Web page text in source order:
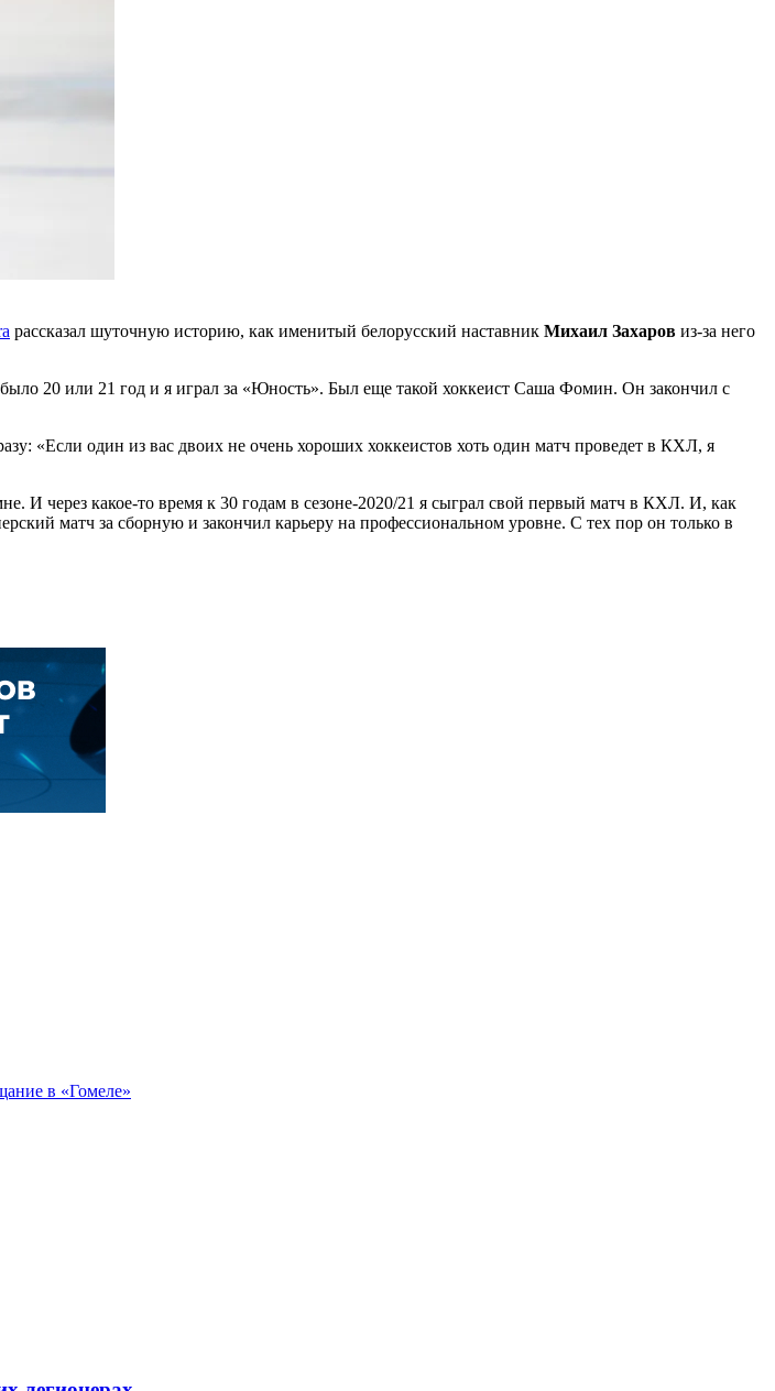
рассказал шуточную историю, как именитый белорусский наставник Михаил Захаров из-за него
20 или 21 год и я играл за «Юность». Был еще такой хоккеист Саша Фомин. Он закончил с
«Если один из вас двоих не очень хороших хоккеистов хоть один матч проведет в КХЛ, я
И через какое-то время к 30 годам в сезоне-2020/21 я сыграл свой первый матч в КХЛ. И, как
матч за сборную и закончил карьеру на профессиональном уровне. С тех пор он только в
в «Гомеле»